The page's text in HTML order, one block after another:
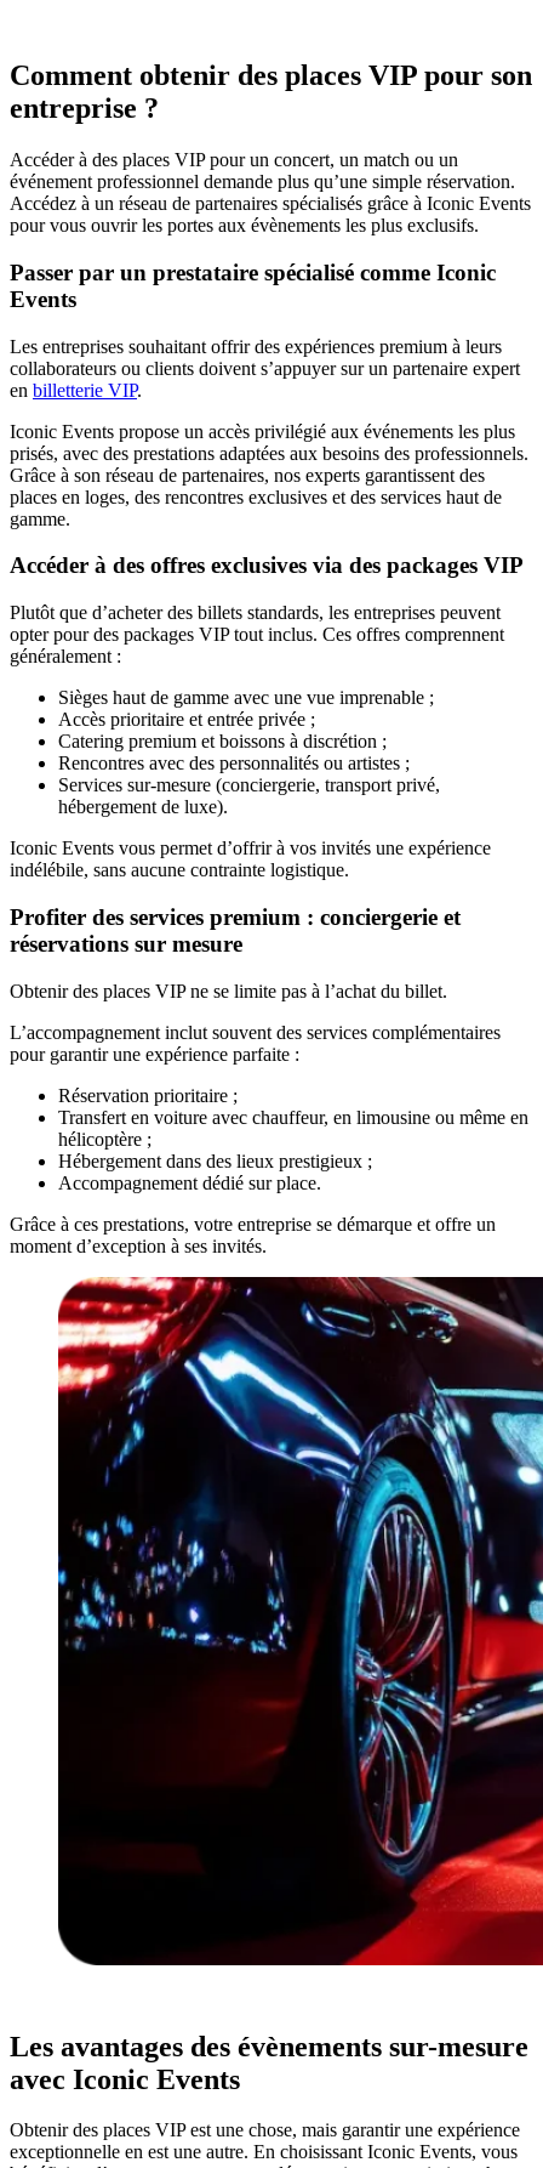
Comment obtenir des places VIP pour son
entreprise ?
Accéder à des places VIP pour un concert, un match ou un
événement professionnel demande plus qu’une simple réservation.
Accédez à un réseau de partenaires spécialisés grâce à Iconic Events
pour vous ouvrir les portes aux évènements les plus exclusifs.
Passer par un prestataire spécialisé comme Iconic
Events
Les entreprises souhaitant offrir des expériences premium à leurs
collaborateurs ou clients doivent s’appuyer sur un partenaire expert
en billetterie VIP.
Iconic Events propose un accès privilégié aux événements les plus
prisés, avec des prestations adaptées aux besoins des professionnels.
Grâce à son réseau de partenaires, nos experts garantissent des
places en loges, des rencontres exclusives et des services haut de
gamme.
Accéder à des offres exclusives via des packages VIP
Plutôt que d’acheter des billets standards, les entreprises peuvent
opter pour des packages VIP tout inclus. Ces offres comprennent
généralement :
Sièges haut de gamme avec une vue imprenable ;
Accès prioritaire et entrée privée ;
Catering premium et boissons à discrétion ;
Rencontres avec des personnalités ou artistes ;
Services sur-mesure (conciergerie, transport privé,
hébergement de luxe).
Iconic Events vous permet d’offrir à vos invités une expérience
indélébile, sans aucune contrainte logistique.
Profiter des services premium : conciergerie et
réservations sur mesure
Obtenir des places VIP ne se limite pas à l’achat du billet.
L’accompagnement inclut souvent des services complémentaires
pour garantir une expérience parfaite :
Réservation prioritaire ;
Transfert en voiture avec chauffeur, en limousine ou même en
hélicoptère ;
Hébergement dans des lieux prestigieux ;
Accompagnement dédié sur place.
Grâce à ces prestations, votre entreprise se démarque et offre un
moment d’exception à ses invités.
Les avantages des évènements sur-mesure
avec Iconic Events
Obtenir des places VIP est une chose, mais garantir une expérience
exceptionnelle en est une autre. En choisissant Iconic Events, vous